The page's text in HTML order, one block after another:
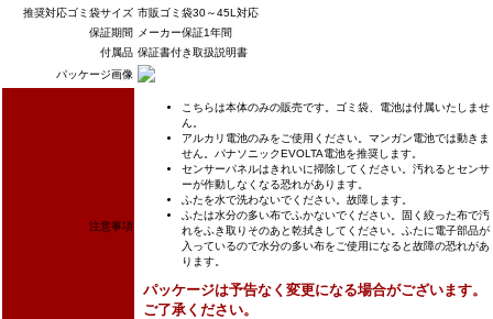
推奨対応ゴミ袋サイズ 市販ゴミ袋30～45L対応
保証期間
メーカー保証1年間
付属品 保証書付き取扱説明書
パッケージ画像
注意事項
こちらは本体のみの販売です。ゴミ袋、電池は付属いたしませ
ん。
アルカリ電池のみをご使用ください。マンガン電池では動きま
せん。パナソニックEVOLTA電池を推奨します。
センサーパネルはきれいに掃除してください。汚れるとセンサ
ーが作動しなくなる恐れがあります。
ふたを水で洗わないでください。故障します。
ふたは水分の多い布でふかないでください。固く絞った布で汚
れをふき取りそのあと乾拭きしてください。ふたに電子部品が
入っているので水分の多い布をご使用になると故障の恐れがあ
ります。
パッケージは予告なく変更になる場合がございます。
ご了承ください。